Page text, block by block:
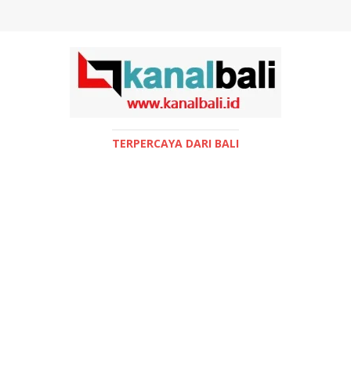
TERPERCAYA DARI BALI